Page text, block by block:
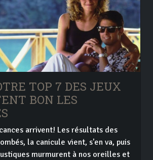
TOP 7 DES JEUX
BON LES
arrivent! Les résultats des
la canicule vient, s'en va, puis
murmurent à nos oreilles et